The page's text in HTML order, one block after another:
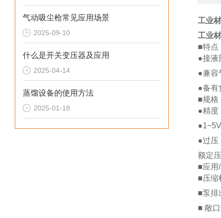
气动吸尘枪常见应用场景
2025-09-10
什么是开关变压器及应用
2025-04-14
蒸馏设备的使用方法
2025-01-18
工业
工业
■特点
●接液
●兼容
●备有
■规格
●精度
●过压
额定
■应用
■压缩
■泵排
■ 敞